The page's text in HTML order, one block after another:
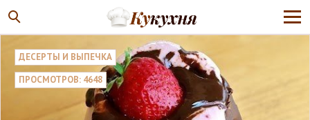
ДЕСЕРТЫ И ВЫПЕЧКА
ПРОСМОТРОВ: 4648